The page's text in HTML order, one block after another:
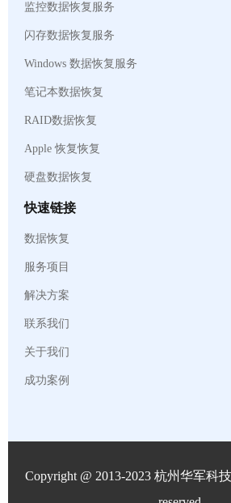
监控数据恢复服务
闪存数据恢复服务
Windows 数据恢复服务
笔记本数据恢复
RAID数据恢复
Apple 恢复恢复
硬盘数据恢复
快速链接
数据恢复
服务项目
解决方案
联系我们
关于我们
成功案例
Copyright @ 2013-2023 杭州华军科